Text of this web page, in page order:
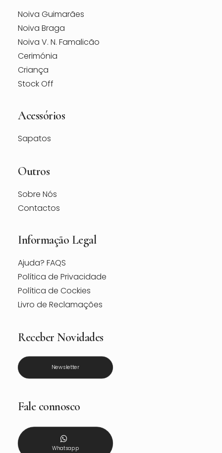
Noiva Guimarães
Noiva Braga
Noiva V. N. Famalicão
Cerimónia
Criança
Stock Off
Acessórios
Sapatos
Outros
Sobre Nós
Contactos
Informação Legal
Ajuda? FAQS
Política de Privacidade
Política de Cockies
Livro de Reclamações
Receber Novidades
Newsletter
Fale connosco
Whatsapp